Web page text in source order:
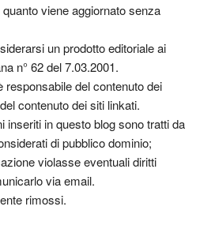
viene aggiornato senza
un prodotto editoriale ai
n° 62 del 7.03.2001.
responsabile del contenuto dei
contenuto dei siti linkati.
inseriti in questo blog sono tratti da
di pubblico dominio;
violasse eventuali diritti
via email.
rimossi.